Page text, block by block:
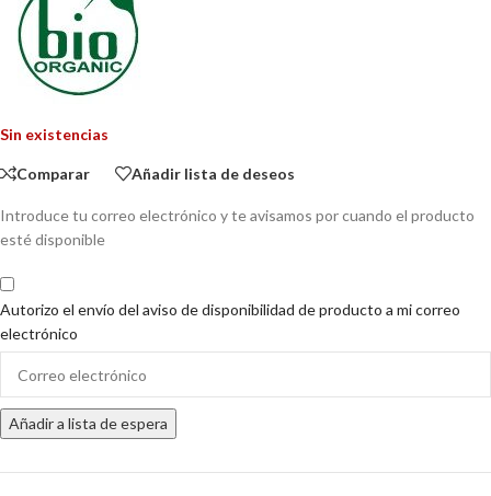
Sin existencias
Comparar Añadir lista de deseos
Introduce tu correo electrónico y te avisamos por cuando el producto
esté disponible
Autorizo el envío del aviso de disponibilidad de producto a mi correo
electrónico
your
email
address
Añadir a lista de espera